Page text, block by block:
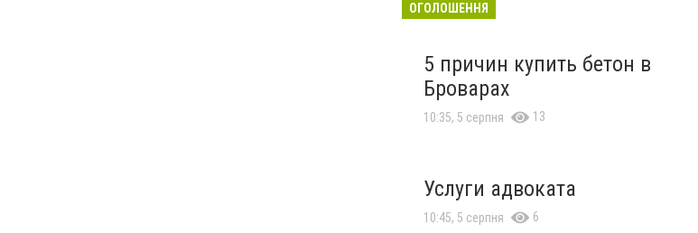
ОГОЛОШЕННЯ
5 причин купить бетон в
Броварах
10:35, 5 серпня 13
Услуги адвоката
10:45, 5 серпня 6